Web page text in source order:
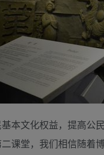
本文化权益，提高公
课堂，我们相信随着